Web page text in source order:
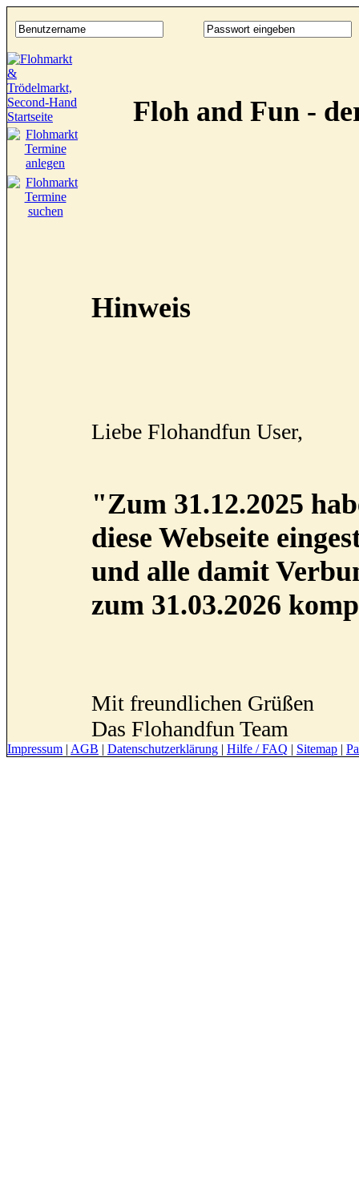
Floh and Fun -
Hinweis
Liebe Flohandfun User,
"Zum 31.12.2025
diese Webseite
und alle damit
zum 31.03.2026
Mit freundlichen Grüßen
Das Flohandfun Team
Impressum | AGB | Datenschutzerklärung | Hilfe / FAQ | Sitemap |